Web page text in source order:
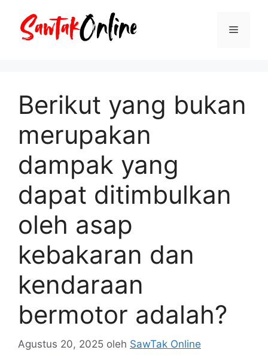
Menu
Berikut yang bukan
merupakan
dampak yang
dapat ditimbulkan
oleh asap
kebakaran dan
kendaraan
bermotor adalah?
Agustus 20, 2025 oleh SawTak Online